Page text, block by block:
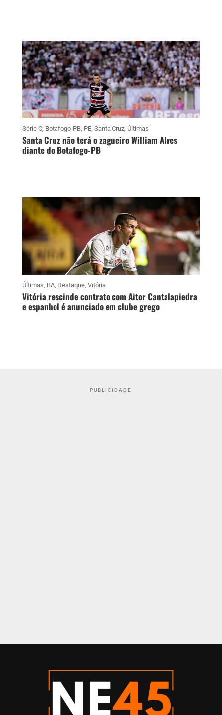
Série C, Botafogo-PB, PE, Santa Cruz, Últimas
Santa Cruz não terá o zagueiro William Alves
diante do Botafogo-PB
Últimas BA, Destaque, Vitória
Vitória rescinde contrato com Aitor Cantalapiedra
e espanhol é anunciado em clube grego
PUBLICIDADE